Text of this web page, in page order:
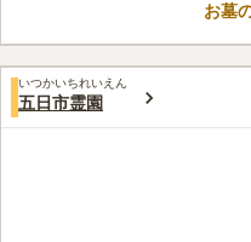
る心配がいらないので
この霊園はまだ誰からも評価され
お墓
いつかいちれいえん
五日市霊園